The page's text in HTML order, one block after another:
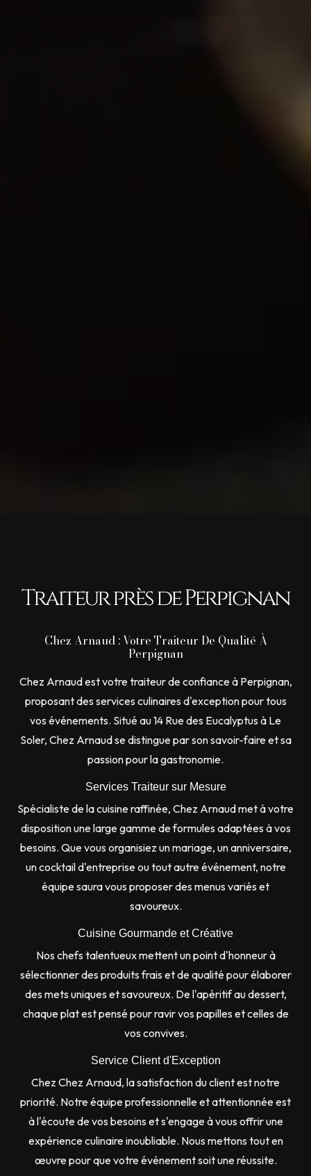
Traiteur près de Perpignan
Chez Arnaud : Votre Traiteur De Qualité À
Perpignan
Chez Arnaud est votre traiteur de confiance à Perpignan,
proposant des services culinaires d'exception pour tous
vos événements. Situé au 14 Rue des Eucalyptus à Le
Soler, Chez Arnaud se distingue par son savoir-faire et sa
passion pour la gastronomie.
Services Traiteur sur Mesure
Spécialiste de la cuisine raffinée, Chez Arnaud met à votre
disposition une large gamme de formules adaptées à vos
besoins. Que vous organisiez un mariage, un anniversaire,
un cocktail d'entreprise ou tout autre événement, notre
équipe saura vous proposer des menus variés et
savoureux.
Cuisine Gourmande et Créative
Nos chefs talentueux mettent un point d'honneur à
sélectionner des produits frais et de qualité pour élaborer
des mets uniques et savoureux. De l'apéritif au dessert,
chaque plat est pensé pour ravir vos papilles et celles de
vos convives.
Service Client d'Exception
Chez Chez Arnaud, la satisfaction du client est notre
priorité. Notre équipe professionnelle et attentionnée est
à l'écoute de vos besoins et s'engage à vous offrir une
expérience culinaire inoubliable. Nous mettons tout en
œuvre pour que votre événement soit une réussite.